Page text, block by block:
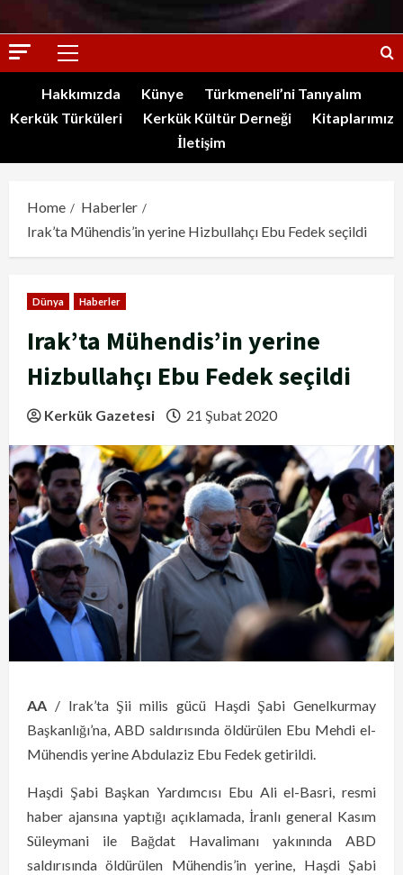
Hakkımızda Künye
Türkmeneli’ni Tanıyalım
Kerkük Türküleri
Kerkük Kültür Derneği
Kitaplarımız
İletişim
Home
Haberler
Irak’ta Mühendis’in yerine Hizbullahçı Ebu Fedek seçildi
Dünya Haberler
Irak’ta Mühendis’in yerine
Hizbullahçı Ebu Fedek seçildi
Kerkük Gazetesi 21 Şubat 2020
AA / Irak’ta Şii milis gücü Haşdi Şabi Genelkurmay
Başkanlığı’na, ABD saldırısında öldürülen Ebu Mehdi el-
Mühendis yerine Abdulaziz Ebu Fedek getirildi.
Haşdi Şabi Başkan Yardımcısı Ebu Ali el-Basri, resmi
haber ajansına yaptığı açıklamada, İranlı general Kasım
Süleymani ile Bağdat Havalimanı yakınında ABD
saldırısında öldürülen Mühendis’in yerine, Haşdi Şabi